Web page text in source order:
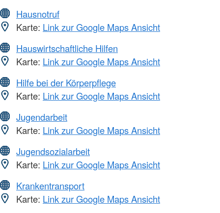
Hausnotruf
Karte: Link zur Google Maps Ansicht
Hauswirtschaftliche Hilfen
Karte: Link zur Google Maps Ansicht
Hilfe bei der Körperpflege
Karte: Link zur Google Maps Ansicht
Jugendarbeit
Karte: Link zur Google Maps Ansicht
Jugendsozialarbeit
Karte: Link zur Google Maps Ansicht
Krankentransport
Karte: Link zur Google Maps Ansicht